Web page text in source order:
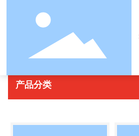
网站首页
产品展示 冲压件
产品分类